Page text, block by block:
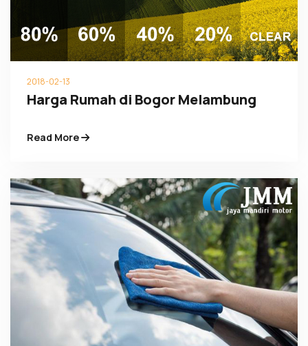
2018-02-13
Harga Rumah di Bogor Melambung
Read More